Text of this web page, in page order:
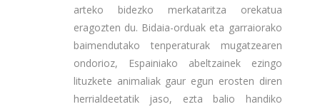
arteko bidezko merkataritza orekatua
eragozten du. Bidaia-orduak eta garraiorako
baimendutako tenperaturak mugatzearen
ondorioz, Espainiako abeltzainek ezingo
lituzkete animaliak gaur egun erosten diren
herrialdeetatik jaso, ezta balio handiko